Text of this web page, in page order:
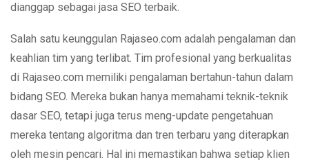
dianggap sebagai jasa SEO terbaik.
Salah satu keunggulan Rajaseo.com adalah pengalaman dan
keahlian tim yang terlibat. Tim profesional yang berkualitas
di Rajaseo.com memiliki pengalaman bertahun-tahun dalam
bidang SEO. Mereka bukan hanya memahami teknik-teknik
dasar SEO, tetapi juga terus meng-update pengetahuan
mereka tentang algoritma dan tren terbaru yang diterapkan
oleh mesin pencari. Hal ini memastikan bahwa setiap klien